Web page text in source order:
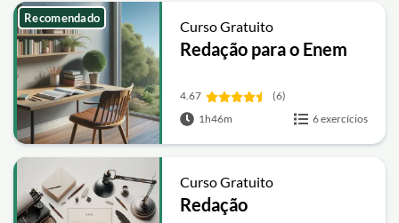
Curso Gratuito
Redação para o Enem
4.67
(6)
1h46m
6 exercícios
Recomendado
Curso Gratuito
Redação